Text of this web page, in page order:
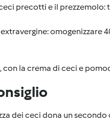
precotti e il prezzemolo:
omogenizzare
la crema di ceci e
dei ceci dona un secondo